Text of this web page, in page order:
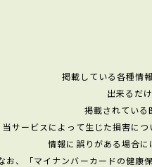
掲載している各種情
出来るだ
掲載されている
当サービスによって生じた損害に
情報に誤りがある場合に
お、「マイナンバーカードの健康